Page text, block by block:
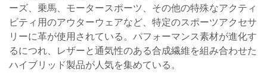
ーズ、乗馬、モータースポーツ、その他の特殊なアクティ
ビティ用のアウターウェアなど、特定のスポーツアクセサ
リーに革が使用されている。パフォーマンス素材が進化す
るにつれ、レザーと通気性のある合成繊維を組み合わせた
ハイブリッド製品が人気を集めている。